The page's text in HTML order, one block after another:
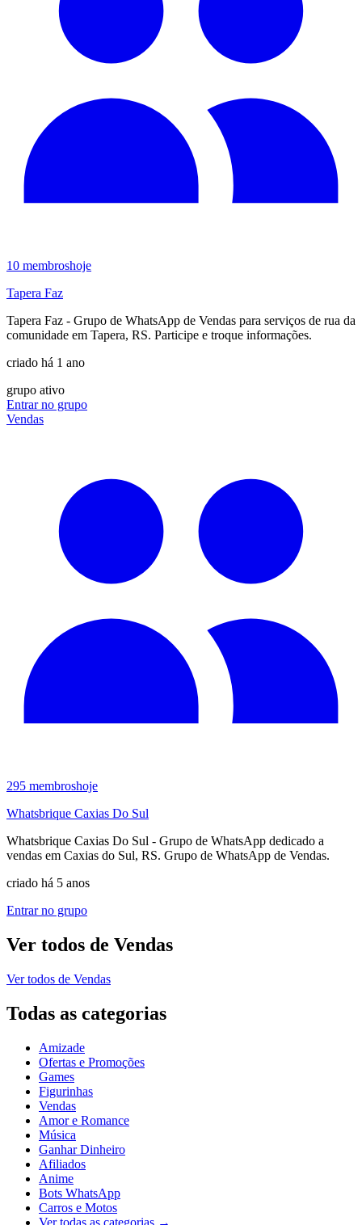
10 membroshoje
Tapera Faz
Tapera Faz - Grupo de WhatsApp de Vendas para serviços de rua da
comunidade em Tapera, RS. Participe e troque informações.
criado há 1 ano
grupo ativo
Entrar no grupo
Vendas
295 membroshoje
Whatsbrique Caxias Do Sul
Whatsbrique Caxias Do Sul - Grupo de WhatsApp dedicado a
vendas em Caxias do Sul, RS. Grupo de WhatsApp de Vendas.
criado há 5 anos
Entrar no grupo
Ver todos de Vendas
Ver todos de Vendas
Todas as categorias
Amizade
Ofertas e Promoções
Games
Figurinhas
Vendas
Amor e Romance
Música
Ganhar Dinheiro
Afiliados
Anime
Bots WhatsApp
Carros e Motos
Ver todas as categorias →